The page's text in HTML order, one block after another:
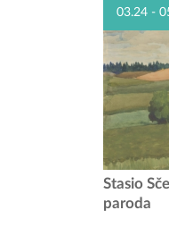
03.24 -
Nors
Stasio
paroda